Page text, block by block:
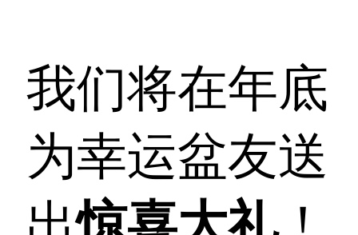
我们将在年底
为幸运盆友送